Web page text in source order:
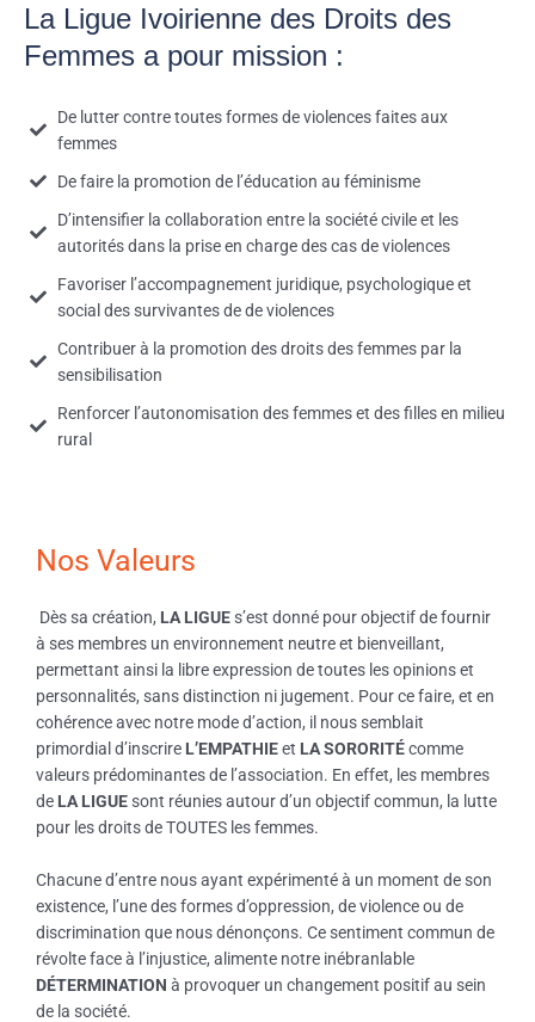
La Ligue Ivoirienne des Droits des
Femmes a pour mission :
De lutter contre toutes formes de violences faites aux
femmes
De faire la promotion de l’éducation au féminisme
D’intensifier la collaboration entre la société civile et les
autorités dans la prise en charge des cas de violences
Favoriser l’accompagnement juridique, psychologique et
social des survivantes de de violences
Contribuer à la promotion des droits des femmes par la
sensibilisation
Renforcer l’autonomisation des femmes et des filles en milieu
rural
Nos Valeurs
Dès sa création, LA LIGUEs’est donné pour objectif de fournir
à ses membres un environnement neutre et bienveillant,
permettant ainsi la libre expression de toutes les opinions et
personnalités, sans distinction ni jugement. Pour ce faire, et en
cohérence avec notre mode d’action, il nous semblait
primordial d’inscrire L’EMPATHIEet LA SORORITÉcomme
valeurs prédominantes de l’association. En effet, les membres
de LA LIGUEsont réunies autour d’un objectif commun, la lutte
pour les droits de TOUTES les femmes.
Chacune d’entre nous ayant expérimenté à un moment de son
existence, l’une des formes d’oppression, de violence ou de
discrimination que nous dénonçons. Ce sentiment commun de
révolte face à l’injustice, alimente notre inébranlable
DÉTERMINATION à provoquer un changement positif au sein
de la société.